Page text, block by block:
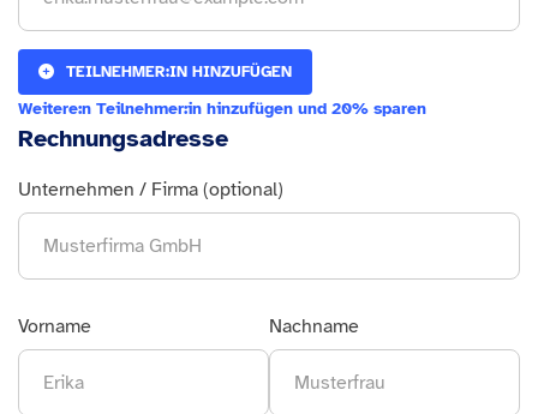
TEILNEHMER:IN HINZUFÜGEN
Weitere:n Teilnehmer:in hinzufügen und 20% sparen
Rechnungsadresse
Unternehmen / Firma (optional)
Vorname Nachname